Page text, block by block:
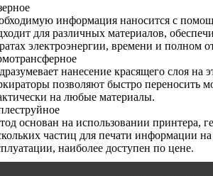
информация наносится с
для различных материалов,
электроэнергии, времени и полном
нанесение красящего слоя на
позволяют быстро
на любые материалы.
основан на использовании
частиц для печати информации
наиболее доступен по цене.